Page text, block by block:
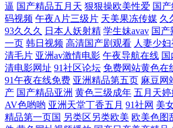
狠狠超碰日韩三级 午夜不卡片免费视频 国产AV
幕 av导航网址网站 欧美大尺 制服丝袜国产日韩
无一区二区三区 国产欧美日韩综合自拍 五月婷
韩精品免费在线观 www91高清 欧美日韩福利大
逼 国产精品五月天 狠狠操欧美性爱 国
码视频 午夜A片三级片 天美果冻传媒 久
93久久久
日本人妖射精 学生妹avav 国产
一页 韩日视频 高清国产剧观看 人妻少
清毛片 亚洲av激情电影 午夜导航在线
清电影网址 91社区论坛 免费网站黄色在
91午夜在线免费 亚洲精品第五页 麻豆网
产 国产精品亚洲 黄色三级成年 五月天婷
AV色哟哟 亚洲天堂丁香五月 91社网 美
精品第一页国 另类区另类欧美 欧美色图